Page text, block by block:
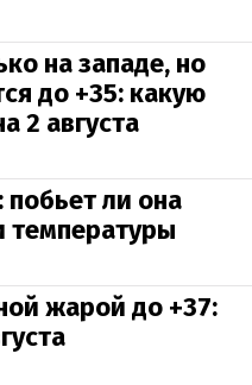
на западе, но
до +35: какую
2 августа
побьет ли она
температуры
жарой до +37: